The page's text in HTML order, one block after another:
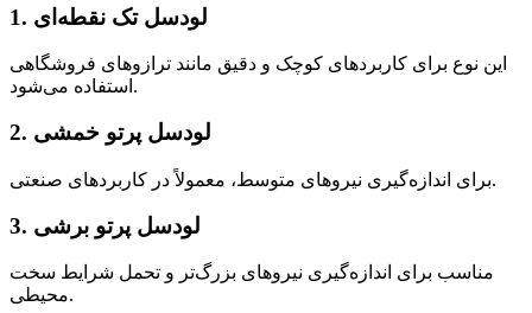
1. لودسل تک نقطه‌ای
این نوع برای کاربردهای کوچک و دقیق مانند ترازوهای فروشگاهی
استفاده می‌شود.
2. لودسل پرتو خمشی
برای اندازه‌گیری نیروهای متوسط، معمولاً در کاربردهای صنعتی.
3. لودسل پرتو برشی
مناسب برای اندازه‌گیری نیروهای بزرگ‌تر و تحمل شرایط سخت
محیطی.